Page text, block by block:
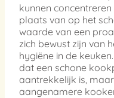
kunnen
plaats van op het
waarde van een
zich bewust zijn van
hygiëne in de
dat een schone
aantrekkelijk is,
aangenamere